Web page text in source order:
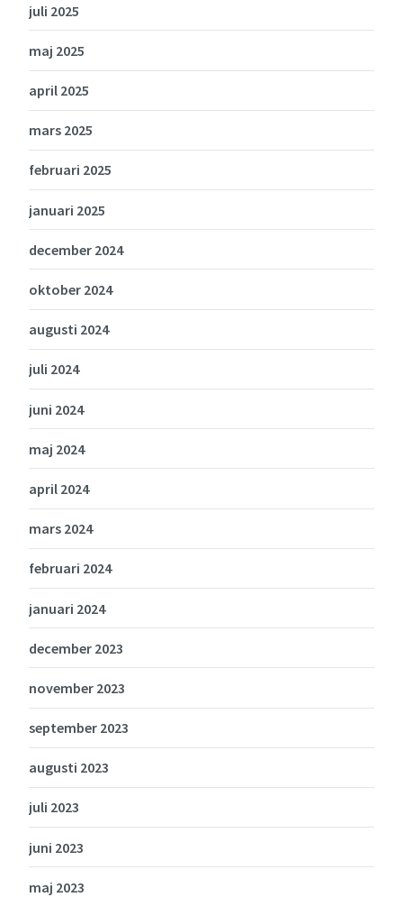
juli 2025
maj 2025
april 2025
mars 2025
februari 2025
januari 2025
december 2024
oktober 2024
augusti 2024
juli 2024
juni 2024
maj 2024
april 2024
mars 2024
februari 2024
januari 2024
december 2023
november 2023
september 2023
augusti 2023
juli 2023
juni 2023
maj 2023